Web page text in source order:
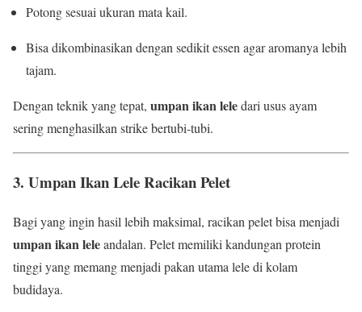
Potong sesuai ukuran mata kail.
Bisa dikombinasikan dengan sedikit essen agar aromanya lebih
tajam.
Dengan teknik yang tepat, umpan ikan leledari usus ayam
sering menghasilkan strike bertubi-tubi.
3. Umpan Ikan Lele Racikan Pelet
Bagi yang ingin hasil lebih maksimal, racikan pelet bisa menjadi
umpan ikan leleandalan. Pelet memiliki kandungan protein
tinggi yang memang menjadi pakan utama lele di kolam
budidaya.